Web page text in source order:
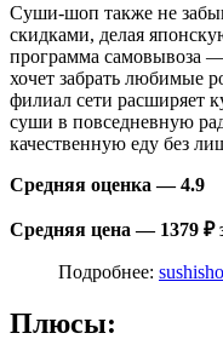
Суши-шоп также не
скидками, делая
программа самовывоза
хочет забрать любимые
филиал сети расширяет
суши в повседневную
качественную еду без
Средняя оценка — 4.9
Средняя цена — 1379 ₽
Подробнее:
Плюсы: